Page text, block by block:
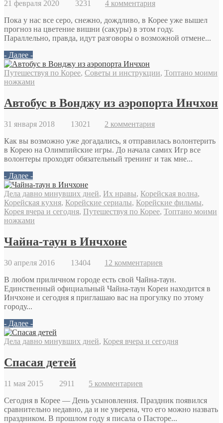
21 февраля 2020 3231 4 комментария
Пока у нас все серо, снежно, дождливо, в Корее уже вышел
прогноз на цветение вишни (сакуры) в этом году.
Параллельно, правда, идут разговоры о возможной отмене...
- Далее -
Путешествуя по Корее, Советы и инструкции, Топтано моими
ножками
Автобус в Вонджу из аэропорта Инчхон
31 января 2018 13021 2 комментария
Как вы возможно уже догадались, я отправилась волонтерить
в Корею на Олимпийские игры. До начала самих Игр все
волонтеры проходят обязательный тренинг и так мне...
- Далее -
Дела давно минувших дней, Их нравы, Корейская волна,
Корейская кухня, Корейские сериалы, Корейские фильмы,
Корея вчера и сегодня, Путешествуя по Корее, Топтано моими
ножками
Чайна-таун в Инчхоне
30 апреля 2016 13404 12 комментариев
В любом приличном городе есть свой Чайна-таун.
Единственный официальный Чайна-таун Кореи находится в
Инчхоне и сегодня я приглашаю вас на прогулку по этому
городу...
- Далее -
Дела давно минувших дней, Корея вчера и сегодня
Спасая детей
11 мая 2015 2911 5 комментариев
Сегодня в Корее — День усыновления. Праздник появился
сравнительно недавно, да и не уверена, что его можно назвать
праздником. В прошлом году я писала о Пасторе...